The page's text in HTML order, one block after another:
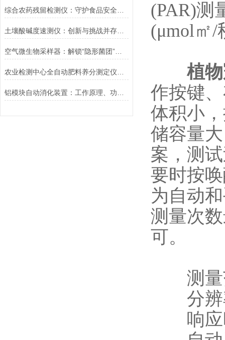
土壤酸碱度速测仪：创新与挑战并存的发展之路
空气微生物采样器：解锁“隐形菌团”的科技密钥
(PAR)测
(μmol㎡/
植
作按键
体积小
储容量
案，测
要时按
为自动
测量次
可。
测量范
分辨
响应